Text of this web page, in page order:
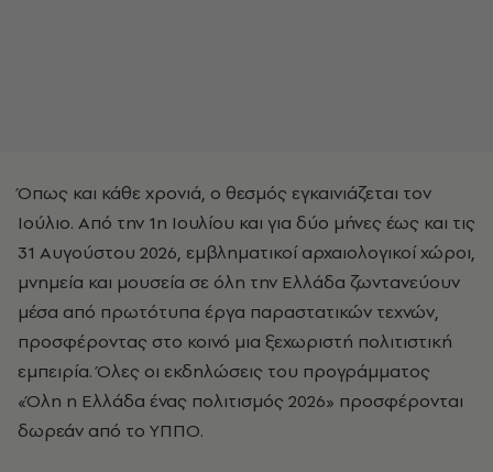
Όπως και κάθε χρονιά, ο θεσμός εγκαινιάζεται τον
Ιούλιο. Από την 1η Ιουλίου και για δύο μήνες έως και τις
31 Αυγούστου 2026, εμβληματικοί αρχαιολογικοί χώροι,
μνημεία και μουσεία σε όλη την Ελλάδα ζωντανεύουν
μέσα από πρωτότυπα έργα παραστατικών τεχνών,
προσφέροντας στο κοινό μια ξεχωριστή πολιτιστική
εμπειρία. Όλες οι εκδηλώσεις του προγράμματος
«Όλη η Ελλάδα ένας πολιτισμός 2026» προσφέρονται
δωρεάν από το ΥΠΠΟ.